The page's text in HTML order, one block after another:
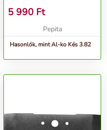
5 990 Ft
Pepita
Hasonlók, mint Al-ko Kés 3.82